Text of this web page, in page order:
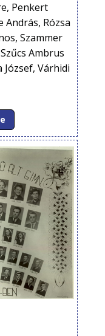
Penkert
András, Rózsa
Szammer
Ambrus
Várhidi